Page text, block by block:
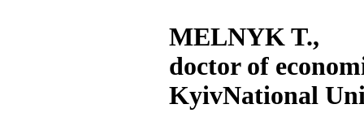
MELNYK T.,
doctor of
KyivNational